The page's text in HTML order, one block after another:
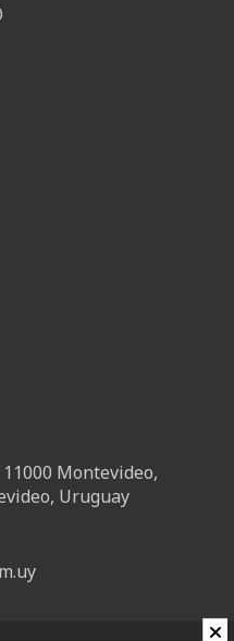
Montevideo,
Uruguay